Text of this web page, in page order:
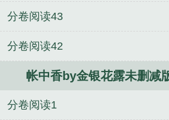
钼未删减版
未删减版 睡个好觉，做个好梦又
薄脆未删减版 偏倚by枝绥未删
露露
匪气by洛阳钼
欺心计划
窗
帐中香by金银花露笔趣阁无弹
分卷阅读43
分卷阅读42
帐中香by金银花露未删减
分卷阅读1